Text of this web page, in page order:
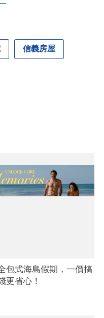
信義房屋
包式海島假期，一價搞
更省心！